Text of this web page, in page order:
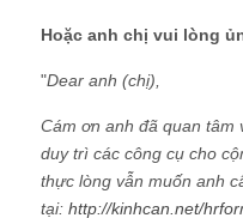
Hoặc anh chị vui lòng
"Dear anh (chị),
Cám ơn anh đã quan
duy trì các công cụ cho
thực lòng vẫn muốn anh
tại: http://kinhcan.net/